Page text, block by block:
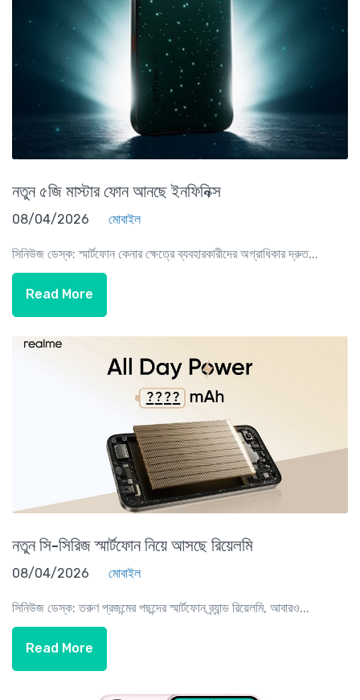
নতুন ৫জি মাস্টার ফোন আনছে ইনফিনিক্স
08/04/2026 মোবাইল
সিনিউজ ডেস্ক: স্মার্টফোন কেনার ক্ষেত্রে ব্যবহারকারীদের অগ্রাধিকার দ্রুত...
Read More
নতুন সি-সিরিজ স্মার্টফোন নিয়ে আসছে রিয়েলমি
08/04/2026 মোবাইল
সিনিউজ ডেস্ক: তরুণ প্রজন্মের পছন্দের স্মার্টফোন ব্র্যান্ড রিয়েলমি, আবারও...
Read More